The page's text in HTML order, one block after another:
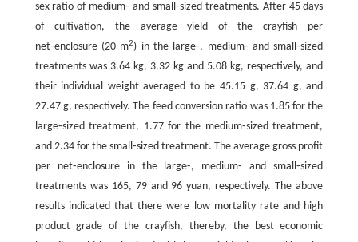
sex ratio of medium⁃ and small⁃sized treatments. After 45 days
of cultivation, the average yield of the crayfish per
net⁃enclosure (20 m2) in the large⁃, medium⁃ and small⁃sized
treatments was 3.64 kg, 3.32 kg and 5.08 kg, respectively, and
their individual weight averaged to be 45.15 g, 37.64 g, and
27.47 g, respectively. The feed conversion ratio was 1.85 for the
large⁃sized treatment, 1.77 for the medium⁃sized treatment,
and 2.34 for the small⁃sized treatment. The average gross profit
per net⁃enclosure in the large⁃, medium⁃ and small⁃sized
treatments was 165, 79 and 96 yuan, respectively. The above
results indicated that there were low mortality rate and high
product grade of the crayfish, thereby, the best economic